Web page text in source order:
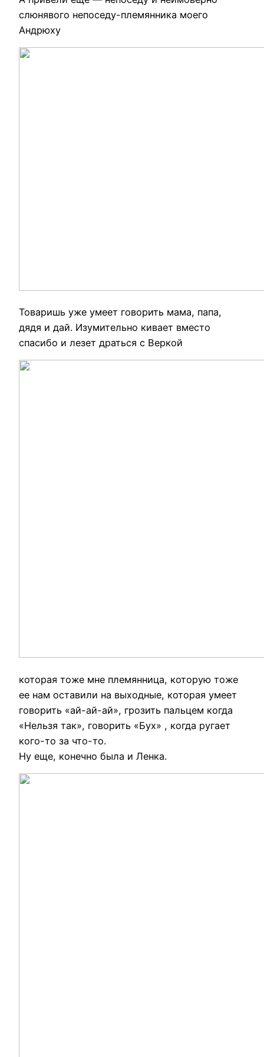
слюнявого непоседу-племянника моего
Андрюху
Товаришь уже умеет говорить мама, папа,
дядя и дай. Изумительно кивает вместо
спасибо и лезет драться с Веркой
которая тоже мне племянница, которую тоже
ее нам оставили на выходные, которая умеет
говорить «ай-ай-ай», грозить пальцем когда
«Нельзя так», говорить «Бух» , когда ругает
кого-то за что-то.
Ну еще, конечно была и Ленка.